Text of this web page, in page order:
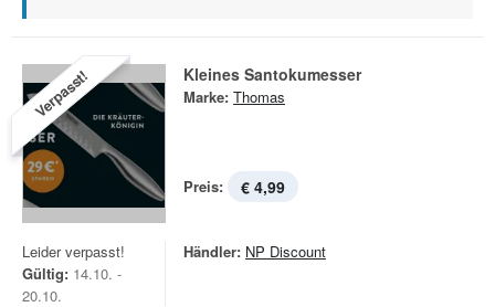
Verpasst! Kleines Santokumesser
Marke: Thomas
Preis: € 4,99
Leider verpasst!
Gültig: 14.10. -
20.10.
Händler: NP Discount